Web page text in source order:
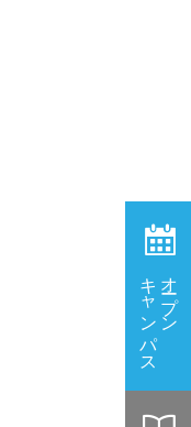
オープン
キャンパス